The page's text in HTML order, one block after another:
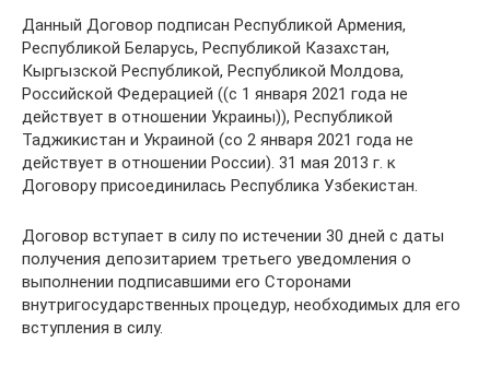
Данный Договор подписан Республикой Армения,
Республикой Беларусь, Республикой Казахстан,
Кыргызской Республикой, Республикой Молдова,
Российской Федерацией ((с 1 января 2021 года не
действует в отношении Украины)), Республикой
Таджикистан и Украиной (со 2 января 2021 года не
действует в отношении России). 31 мая 2013 г. к
Договору присоединилась Республика Узбекистан.
Договор вступает в силу по истечении 30 дней с даты
получения депозитарием третьего уведомления о
выполнении подписавшими его Сторонами
внутригосударственных процедур, необходимых для его
вступления в силу.